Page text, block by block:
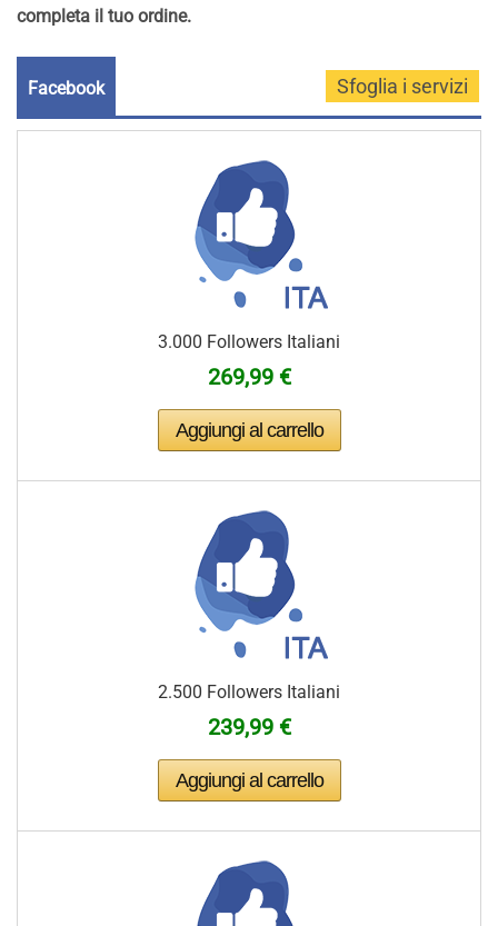
completa il tuo ordine.
Facebook
3.000 Followers Italiani
269,99 €
2.500 Followers Italiani
239,99 €